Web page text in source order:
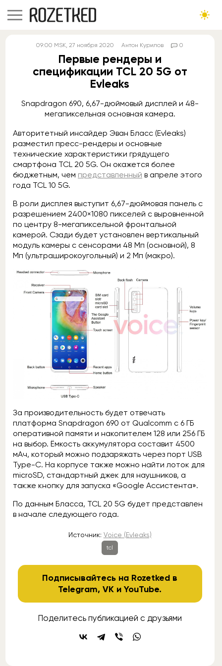
09:00 MSK, 27 ноября 2020 Антон Курилов 0
Первые рендеры и
спецификации TCL 20 5G от
Evleaks
Snapdragon 690, 6,67-дюймовый дисплей и 48-
мегапиксельная основная камера.
Авторитетный инсайдер Эван Бласс (Evleaks)
разместил пресс-рендеры и основные
технические характеристики грядущего
смартфона TCL 20 5G. Он окажется более
бюджетным, чем представленный в апреле этого
года TCL 10 5G.
В роли дисплея выступит 6,67-дюймовая панель с
разрешением 2400×1080 пикселей с выровненной
по центру 8-мегапиксельной фронтальной
камерой. Сзади будет установлен вертикальный
модуль камеры с сенсорами 48 Мп (основной), 8
Мп (ультраширокоугольный) и 2 Мп (макро).
За производительность будет отвечать
платформа Snapdragon 690 от Qualcomm с 6 ГБ
оперативной памяти и накопителем 128 или 256 ГБ
на выбор. Ёмкость аккумулятора составит 4500
мАч, который можно подзаряжать через порт USB
Type-C. На корпусе также можно найти лоток для
microSD, стандартный джек для наушников, а
также кнопку для запуска «Google Ассистента».
По данным Бласса, TCL 20 5G будет представлен
в начале следующего года.
Источник: Voice (Evleaks)
tcl
Подписывайтесь на Rozetked в
Telegram,VK иYouTube.
Поделитесь публикацией с друзьями